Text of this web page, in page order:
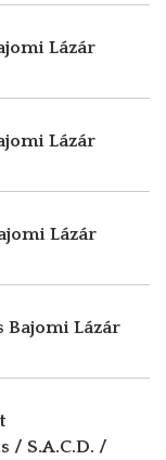
Lázár
Lázár
Lázár
Bajomi Lázár
/ S.A.C.D. /